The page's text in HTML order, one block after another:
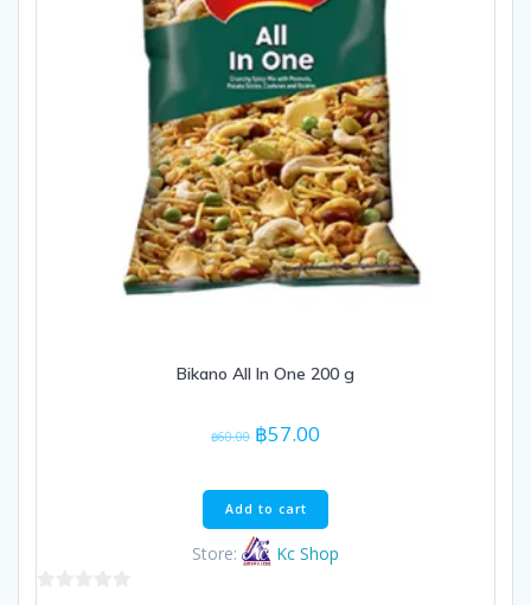
Bikano All In One 200 g
฿60.00 Original
฿60.00.
฿57.00
Add to cart
Store: Kc Shop